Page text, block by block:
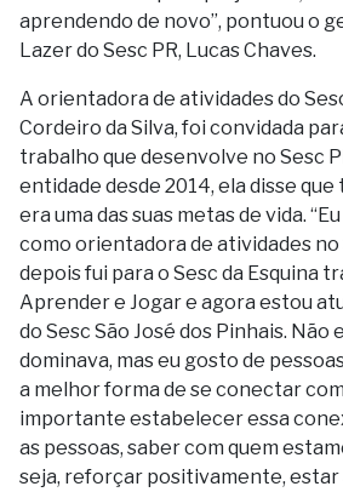
aprendendo de novo”, pontuou o
Lazer do Sesc PR, Lucas Chaves.
A orientadora de atividades do
Cordeiro da Silva, foi convidada
trabalho que desenvolve no Sesc
entidade desde 2014, ela disse
era uma das suas metas de vida.
como orientadora de atividades no
depois fui para o Sesc da Esquina
Aprender e Jogar e agora estou
do Sesc São José dos Pinhais. Não
dominava, mas eu gosto de
a melhor forma de se conectar com
importante estabelecer essa
as pessoas, saber com quem
seja, reforçar positivamente,